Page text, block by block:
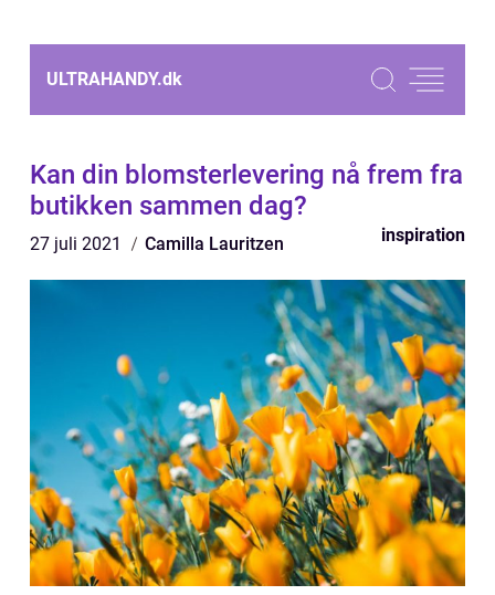
ULTRAHANDY.dk
Kan din blomsterlevering nå frem fra
butikken sammen dag?
27 juli 2021 Camilla Lauritzen inspiration